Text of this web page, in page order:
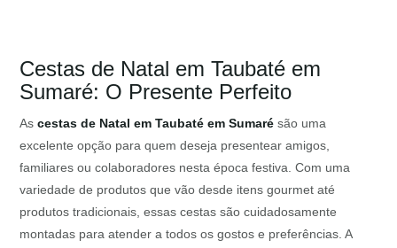
Cestas de Natal em Taubaté em
Sumaré: O Presente Perfeito
Ascestas de Natal em Taubaté em Sumaré são uma
excelente opção para quem deseja presentear amigos,
familiares ou colaboradores nesta época festiva. Com uma
variedade de produtos que vão desde itens gourmet até
produtos tradicionais, essas cestas são cuidadosamente
montadas para atender a todos os gostos e preferências. A